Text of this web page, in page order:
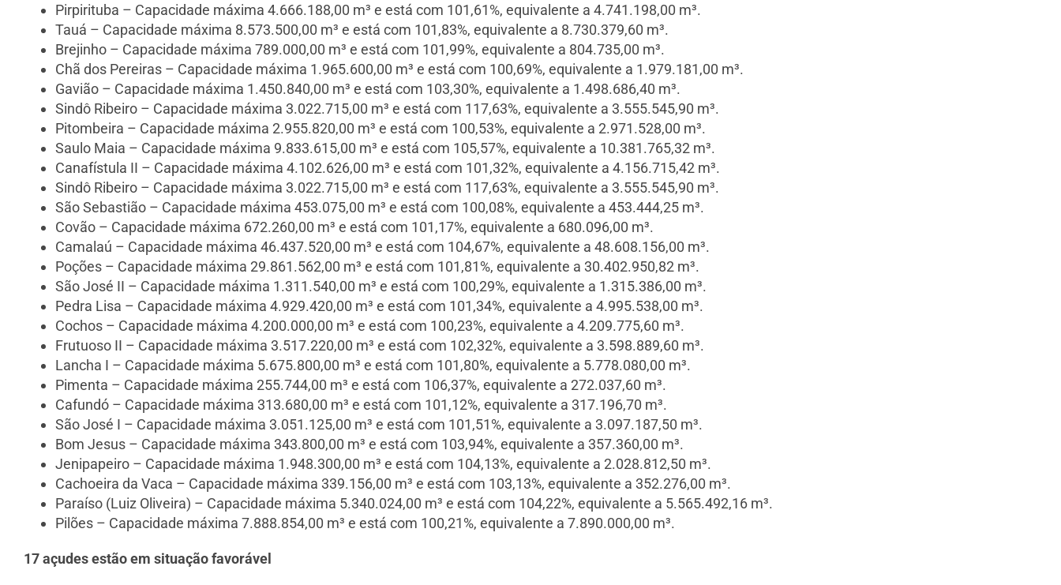
Pirpirituba – Capacidade máxima 4.666.188,00 m³ e está com 101,61%, equivalente a 4.741.198,00 m³.
Tauá – Capacidade máxima 8.573.500,00 m³ e está com 101,83%, equivalente a 8.730.379,60 m³.
Brejinho – Capacidade máxima 789.000,00 m³ e está com 101,99%, equivalente a 804.735,00 m³.
Chã dos Pereiras – Capacidade máxima 1.965.600,00 m³ e está com 100,69%, equivalente a 1.979.181,00 m³.
Gavião – Capacidade máxima 1.450.840,00 m³ e está com 103,30%, equivalente a 1.498.686,40 m³.
Sindô Ribeiro – Capacidade máxima 3.022.715,00 m³ e está com 117,63%, equivalente a 3.555.545,90 m³.
Pitombeira – Capacidade máxima 2.955.820,00 m³ e está com 100,53%, equivalente a 2.971.528,00 m³.
Saulo Maia – Capacidade máxima 9.833.615,00 m³ e está com 105,57%, equivalente a 10.381.765,32 m³.
Canafístula II – Capacidade máxima 4.102.626,00 m³ e está com 101,32%, equivalente a 4.156.715,42 m³.
Sindô Ribeiro – Capacidade máxima 3.022.715,00 m³ e está com 117,63%, equivalente a 3.555.545,90 m³.
São Sebastião – Capacidade máxima 453.075,00 m³ e está com 100,08%, equivalente a 453.444,25 m³.
Covão – Capacidade máxima 672.260,00 m³ e está com 101,17%, equivalente a 680.096,00 m³.
Camalaú – Capacidade máxima 46.437.520,00 m³ e está com 104,67%, equivalente a 48.608.156,00 m³.
Poções – Capacidade máxima 29.861.562,00 m³ e está com 101,81%, equivalente a 30.402.950,82 m³.
São José II – Capacidade máxima 1.311.540,00 m³ e está com 100,29%, equivalente a 1.315.386,00 m³.
Pedra Lisa – Capacidade máxima 4.929.420,00 m³ e está com 101,34%, equivalente a 4.995.538,00 m³.
Cochos – Capacidade máxima 4.200.000,00 m³ e está com 100,23%, equivalente a 4.209.775,60 m³.
Frutuoso II – Capacidade máxima 3.517.220,00 m³ e está com 102,32%, equivalente a 3.598.889,60 m³.
Lancha I – Capacidade máxima 5.675.800,00 m³ e está com 101,80%, equivalente a 5.778.080,00 m³.
Pimenta – Capacidade máxima 255.744,00 m³ e está com 106,37%, equivalente a 272.037,60 m³.
Cafundó – Capacidade máxima 313.680,00 m³ e está com 101,12%, equivalente a 317.196,70 m³.
São José I – Capacidade máxima 3.051.125,00 m³ e está com 101,51%, equivalente a 3.097.187,50 m³.
Bom Jesus – Capacidade máxima 343.800,00 m³ e está com 103,94%, equivalente a 357.360,00 m³.
Jenipapeiro – Capacidade máxima 1.948.300,00 m³ e está com 104,13%, equivalente a 2.028.812,50 m³.
Cachoeira da Vaca – Capacidade máxima 339.156,00 m³ e está com 103,13%, equivalente a 352.276,00 m³.
Paraíso (Luiz Oliveira) – Capacidade máxima 5.340.024,00 m³ e está com 104,22%, equivalente a 5.565.492,16 m³.
Pilões – Capacidade máxima 7.888.854,00 m³ e está com 100,21%, equivalente a 7.890.000,00 m³.
17 açudes estão em situação favorável